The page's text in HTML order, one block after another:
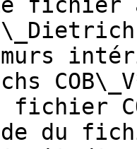
murs
fichier
du